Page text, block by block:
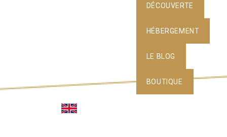
DÉCOUVERTE
HÉBERGEMENT
LE BLOG
BOUTIQUE